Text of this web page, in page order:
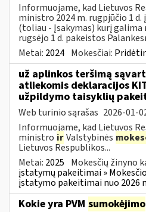
Informuojame, kad Lietuvos
ministro 2024 m. rugpjūčio 1 d.
(toliau - Įsakymas) kurį galima
rugsėjo 1 d. pakeistos
Metai: 2024 Mokesčiai:
už aplinkos teršimą
atliekomis deklaracijos
užpildymo taisyklių
Web turinio sąrašas 2026-01-
Informuojame, kad Lietuvos
ministro irValstybinės
Lietuvos Respublikos...
Metai: 2025 Mokesčių žinyno
įstatymų pakeitimai »
įstatymo pakeitimai nuo 2026
Kokie yra PVM sumokėjimo